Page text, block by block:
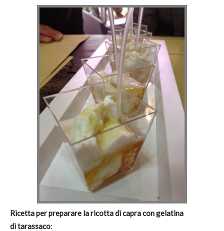
Ricetta per preparare la ricotta di capra con gelatina
ditarassaco: